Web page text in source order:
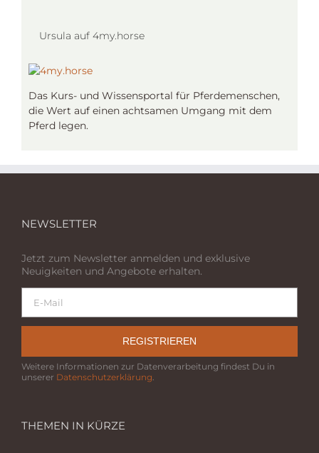
Ursula auf 4my.horse
Das Kurs- und Wissensportal für Pferdemenschen,
die Wert auf einen achtsamen Umgang mit dem
Pferd legen.
NEWSLETTER
Jetzt zum Newsletter anmelden und exklusive
Neuigkeiten und Angebote erhalten.
REGISTRIEREN
Weitere Informationen zur Datenverarbeitung findest Du in
unserer Datenschutzerklärung
THEMEN IN KÜRZE